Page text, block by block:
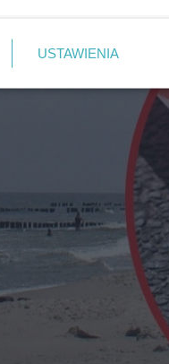
USTAWIENIA